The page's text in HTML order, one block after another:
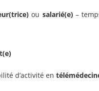
ou salarié(e)–
d’activité en